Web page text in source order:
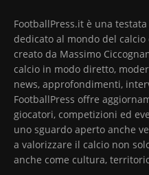
FootballPress.it è una
dedicato al mondo del
creato da Massimo
calcio in modo diretto,
news, approfondimenti,
FootballPress offre
giocatori, competizioni ed
uno sguardo aperto anche
a valorizzare il calcio non
anche come cultura,